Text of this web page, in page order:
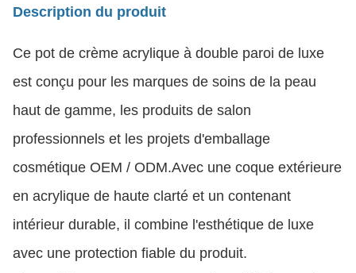
Description du produit
Ce pot de crème acrylique à double paroi de luxe
est conçu pour les marques de soins de la peau
haut de gamme, les produits de salon
professionnels et les projets d'emballage
cosmétique OEM / ODM.Avec une coque extérieure
en acrylique de haute clarté et un contenant
intérieur durable, il combine l'esthétique de luxe
avec une protection fiable du produit.